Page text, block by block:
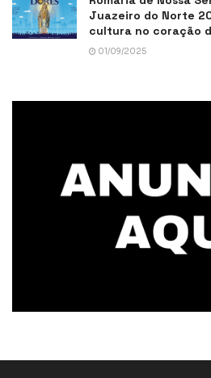
Juazeiro do Norte
cultura no coração
01/09/2025